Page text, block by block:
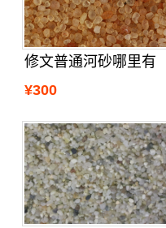
修文普通河砂哪里有
¥300